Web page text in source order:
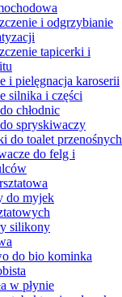
i odgrzybianie
tapicerki i
i pielęgnacja karoserii
silnika i części
chłodnic
spryskiwaczy
do toalet przenośnych
do felg i
do myjek
silikony
do bio kominka
w płynie